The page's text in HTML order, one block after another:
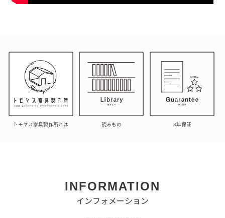
トモヤス家具製作所とは 読みもの 3年保証
INFORMATION
インフォメーション